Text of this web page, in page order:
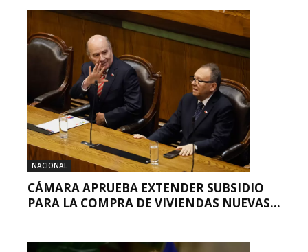
NACIONAL
CÁMARA APRUEBA EXTENDER SUBSIDIO
PARA LA COMPRA DE VIVIENDAS NUEVAS...